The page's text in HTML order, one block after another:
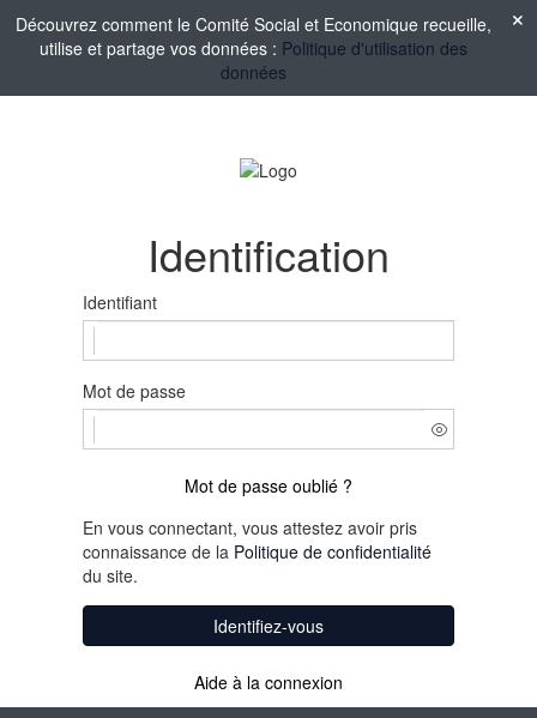
Découvrez comment le Comité Social et Economique recueille,
utilise et partage vos données : Politique d'utilisation des
données
Identification
Identifiant
Mot de passe
Mot de passe oublié ?
En vous connectant, vous attestez avoir pris
connaissance de la Politique de confidentialité
du site.
Identifiez-vous
Aide à la connexion